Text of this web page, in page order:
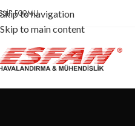
Skip to navigation
Skip to main content
FORMU